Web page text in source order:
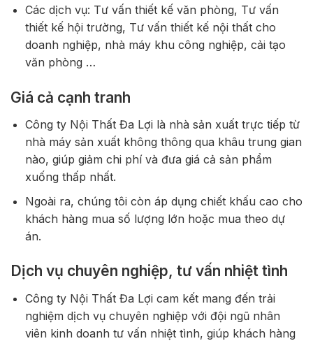
Các dịch vụ: Tư vấn thiết kế văn phòng, Tư vấn
thiết kế hội trường, Tư vấn thiết kế nội thất cho
doanh nghiệp, nhà máy khu công nghiệp, cải tạo
văn phòng …
Giá cả cạnh tranh
Công ty Nội Thất Đa Lợi là nhà sản xuất trực tiếp từ
nhà máy sản xuất không thông qua khâu trung gian
nào, giúp giảm chi phí và đưa giá cả sản phẩm
xuống thấp nhất.
Ngoài ra, chúng tôi còn áp dụng chiết khấu cao cho
khách hàng mua số lượng lớn hoặc mua theo dự
án.
Dịch vụ chuyên nghiệp, tư vấn nhiệt tình
Công ty Nội Thất Đa Lợi cam kết mang đến trải
nghiệm dịch vụ chuyên nghiệp với đội ngũ nhân
viên kinh doanh tư vấn nhiệt tình, giúp khách hàng